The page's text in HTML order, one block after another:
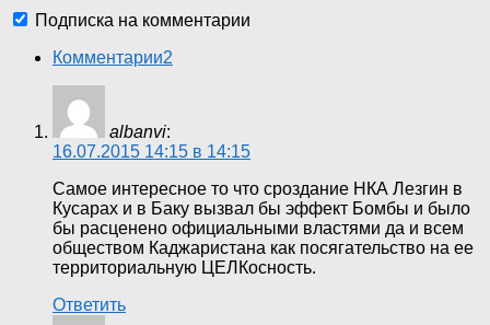
Подписка на комментарии
Комментарии2
albanvi:
16.07.2015 14:15 в 14:15
Самое интересное то что сроздание НКА Лезгин в
Кусарах и в Баку вызвал бы эффект Бомбы и было
бы расценено официальными властями да и всем
обществом Каджаристана как посягательство на ее
территориальную ЦЕЛКосность.
Ответить